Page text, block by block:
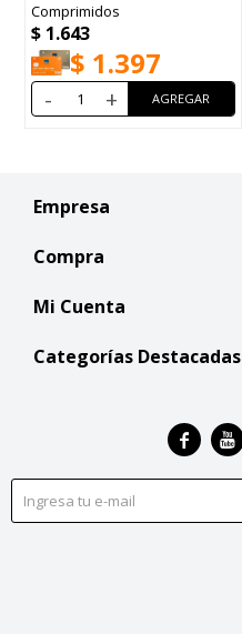
Comprimidos
$ 1.643
$ 1.397
- +
Empresa
Compra
Mi Cuenta
Categorías Destacadas
 